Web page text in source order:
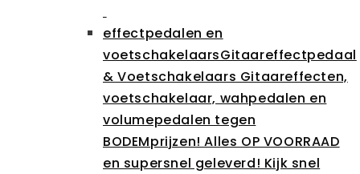
effectpedalen en
voetschakelaarsGitaareffectpedaal
& Voetschakelaars Gitaareffecten,
voetschakelaar, wahpedalen en
volumepedalen tegen
BODEMprijzen! Alles OP VOORRAAD
en supersnel geleverd! Kijk snel